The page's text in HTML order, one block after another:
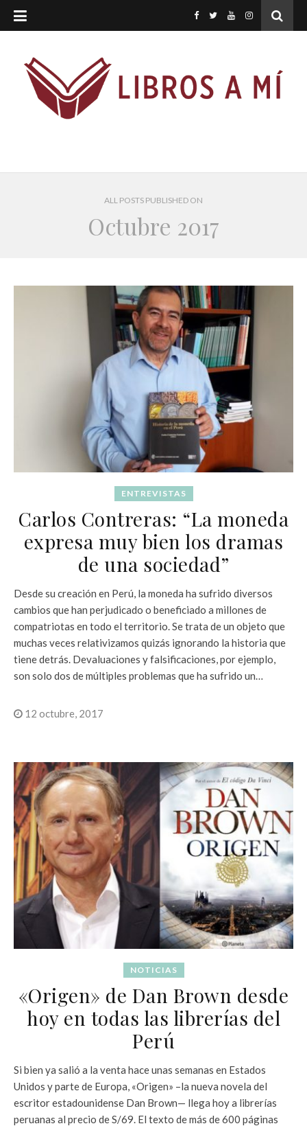
ALL POSTS PUBLISHED ON
Octubre 2017
ENTREVISTAS
Carlos Contreras: “La moneda
expresa muy bien los dramas
de una sociedad”
Desde su creación en Perú, la moneda ha sufrido diversos
cambios que han perjudicado o beneficiado a millones de
compatriotas en todo el territorio. Se trata de un objeto que
muchas veces relativizamos quizás ignorando la historia que
tiene detrás. Devaluaciones y falsificaciones, por ejemplo,
son solo dos de múltiples problemas que ha sufrido un…
12 octubre, 2017
NOTICIAS
«Origen» de Dan Brown desde
hoy en todas las librerías del
Perú
Si bien ya salió a la venta hace unas semanas en Estados
Unidos y parte de Europa, «Origen» –la nueva novela del
escritor estadounidense Dan Brown— llega hoy a librerías
peruanas al precio de S/69. El texto de más de 600 páginas